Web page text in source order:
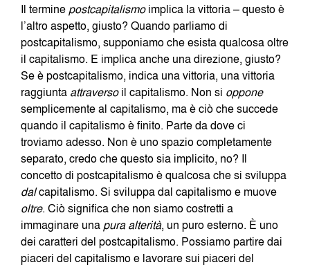
Il termine postcapitalismoimplica la vittoria – questo è
l’altro aspetto, giusto? Quando parliamo di
postcapitalismo, supponiamo che esista qualcosa oltre
il capitalismo. E implica anche una direzione, giusto?
Se è postcapitalismo, indica una vittoria, una vittoria
raggiunta attraversoil capitalismo. Non si oppone
semplicemente al capitalismo, ma è ciò che succede
quando il capitalismo è finito. Parte da dove ci
troviamo adesso. Non è uno spazio completamente
separato, credo che questo sia implicito, no? Il
concetto di postcapitalismo è qualcosa che si sviluppa
dalcapitalismo. Si sviluppa dal capitalismo e muove
oltre. Ciò significa che non siamo costretti a
immaginare una pura alterità, un puro esterno. È uno
dei caratteri del postcapitalismo. Possiamo partire dai
piaceri del capitalismo e lavorare sui piaceri del